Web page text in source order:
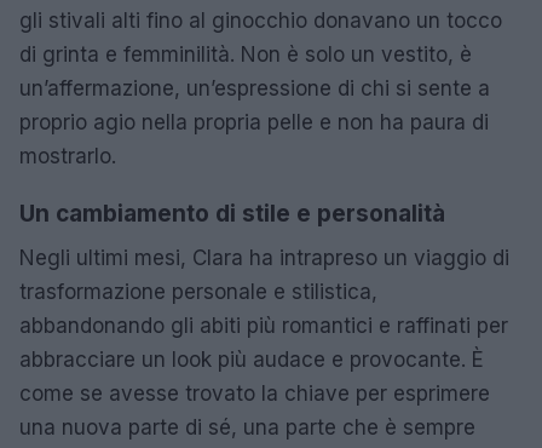
gli stivali alti fino al ginocchio donavano un tocco
di grinta e femminilità. Non è solo un vestito, è
un’affermazione, un’espressione di chi si sente a
proprio agio nella propria pelle e non ha paura di
mostrarlo.
Un cambiamento di stile e personalità
Negli ultimi mesi, Clara ha intrapreso un viaggio di
trasformazione personale e stilistica,
abbandonando gli abiti più romantici e raffinati per
abbracciare un look più audace e provocante. È
come se avesse trovato la chiave per esprimere
una nuova parte di sé, una parte che è sempre